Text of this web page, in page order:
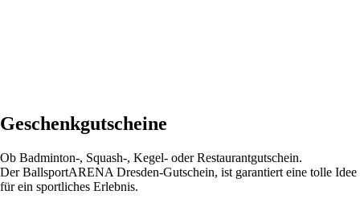
Geschenkgutscheine
Ob Badminton-, Squash-, Kegel- oder Restaurantgutschein.
Der BallsportARENA Dresden-Gutschein, ist garantiert eine tolle Idee
für ein sportliches Erlebnis.